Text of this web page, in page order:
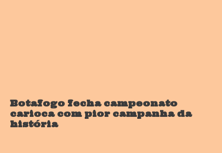
Botafogo fecha campeonato
carioca com pior campanha da
história